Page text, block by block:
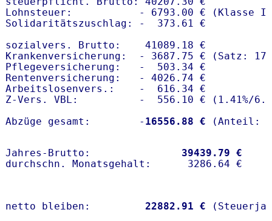
Lohnsteuer:           - 6793.00 € (Klasse I)
Solidaritätszuschlag: -  373.61 €
sozialvers. Brutto:    41089.18 €
Krankenversicherung:  - 3687.75 € (Satz:
Pflegeversicherung:   -  503.34 €
Rentenversicherung:   - 4026.74 €
Arbeitslosenvers.:    -  616.34 €
Z-Vers. VBL:          -  556.10 € ( 1.41%/
Abzüge gesamt:        - 16556.88 €
Jahres-Brutto: 39439.79 €
netto bleiben: 22882.91 €